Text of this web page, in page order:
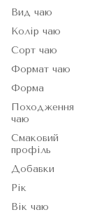
Вид чаю
Колір чаю
Сорт чаю
Формат чаю
Форма
Походження
чаю
Смаковий
профіль
Добавки
Рік
Вік чаю